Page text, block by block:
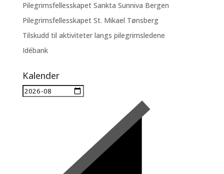
Pilegrimsfellesskapet Sankta Sunniva Bergen
Pilegrimsfellesskapet St. Mikael Tønsberg
Tilskudd til aktiviteter langs pilegrimsledene
Idébank
Kalender